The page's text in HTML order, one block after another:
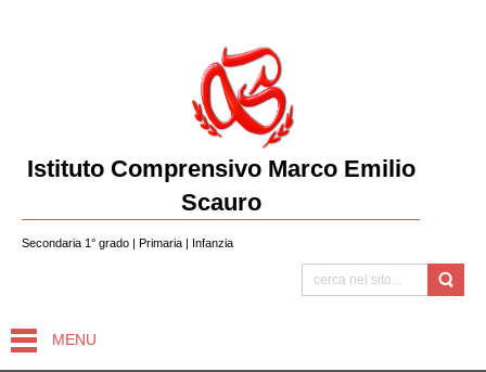
Istituto Comprensivo Marco Emilio
Scauro
Secondaria 1° grado | Primaria | Infanzia
MENU